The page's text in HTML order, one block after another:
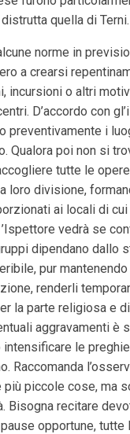
quella di Terni.
norme in
a crearsi
incursioni o altri
D’accordo con
preventivamente i
Qualora poi non si
tutte le
loro divisione,
ai locali di
vedrà se
dipendano dallo
pur mantenendo
renderli
la parte religiosa e
aggravamenti è
le
Raccomanda
più piccole cose, ma
Bisogna recitare
opportune, tutte